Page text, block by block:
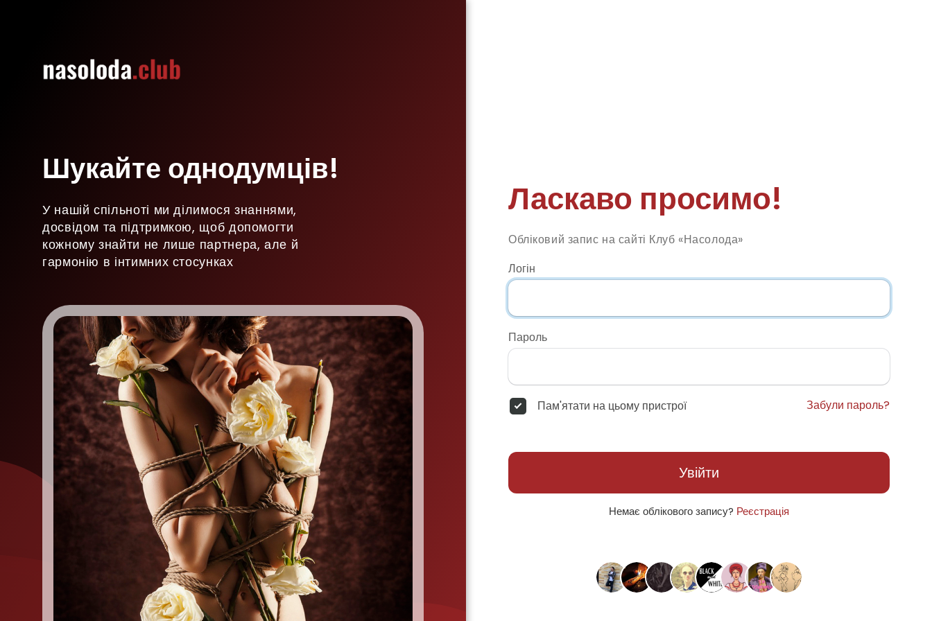
Шукайте однодумців!
У нашій спільноті ми ділимося знаннями,
досвідом та підтримкою, щоб допомогти
кожному знайти не лише партнера, але й
гармонію в інтимних стосунках
Ласкаво просимо!
Обліковий запис на сайті Клуб «Насолода»
Логін
Пароль
Пам'ятати на цьому пристрої Забули пароль?
Увійти
Немає облікового запису? Реєстрація